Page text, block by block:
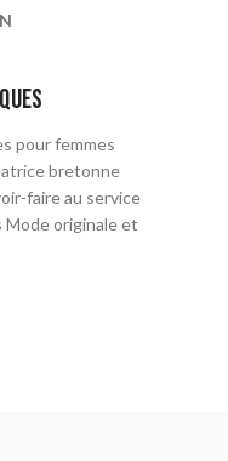
pour femmes
bretonne
faire au service
Mode originale et